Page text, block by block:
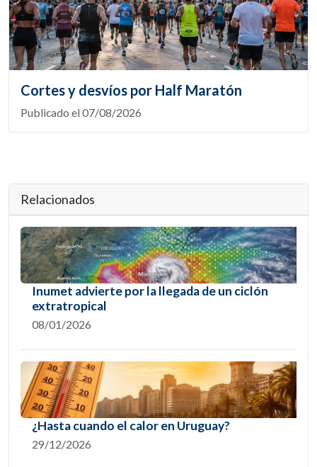
Cortes y desvíos por Half Maratón
Publicado el 07/08/2026
Relacionados
Inumet advierte por la llegada de un ciclón
extratropical
08/01/2026
¿Hasta cuando el calor en Uruguay?
29/12/2026